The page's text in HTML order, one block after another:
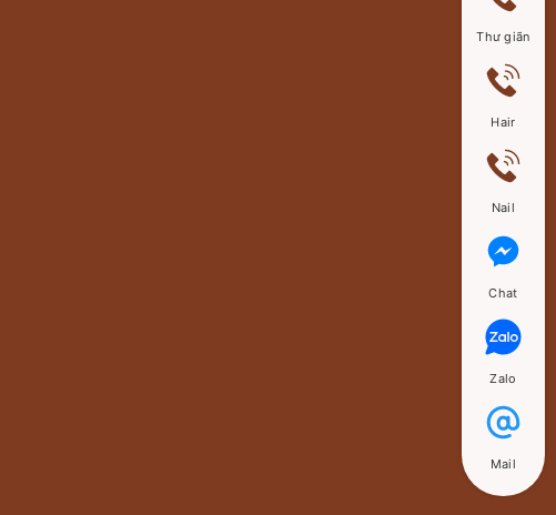
Thư giãn
Hair
Nail
Chat
Zalo
Mail